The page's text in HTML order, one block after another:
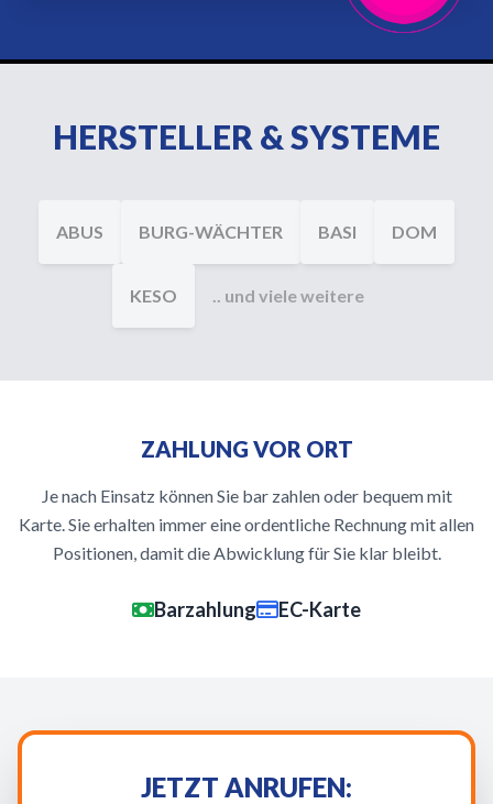
HERSTELLER & SYSTEME
ABUS BURG-WÄCHTER BASI DOM
KESO .. und viele weitere
ZAHLUNG VOR ORT
Je nach Einsatz können Sie bar zahlen oder bequem mit
Karte. Sie erhalten immer eine ordentliche Rechnung mit allen
Positionen, damit die Abwicklung für Sie klar bleibt.
Barzahlung EC-Karte
JETZT ANRUFEN: